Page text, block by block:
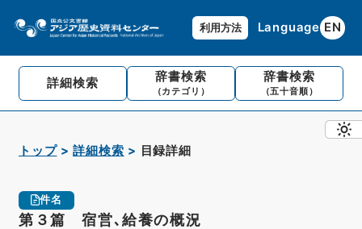
利用方法 Language EN
詳細検索 辞書検索
（カテゴリ）
辞書検索
（五十音順）
トップ 詳細検索 目録詳細
件名
第３篇 宿営､給養の概況